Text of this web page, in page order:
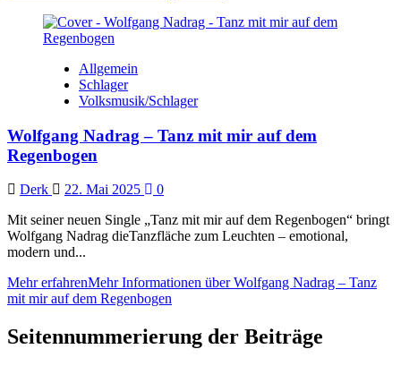
Allgemein
Schlager
Volksmusik/Schlager
Wolfgang Nadrag – Tanz mit mir auf dem
Regenbogen
Derk 22. Mai 2025
0
Mit seiner neuen Single „Tanz mit mir auf dem Regenbogen“ bringt
Wolfgang Nadrag dieTanzfläche zum Leuchten – emotional,
modern und...
Mehr erfahrenMehr Informationen über Wolfgang Nadrag – Tanz
mit mir auf dem Regenbogen
Seitennummerierung der Beiträge